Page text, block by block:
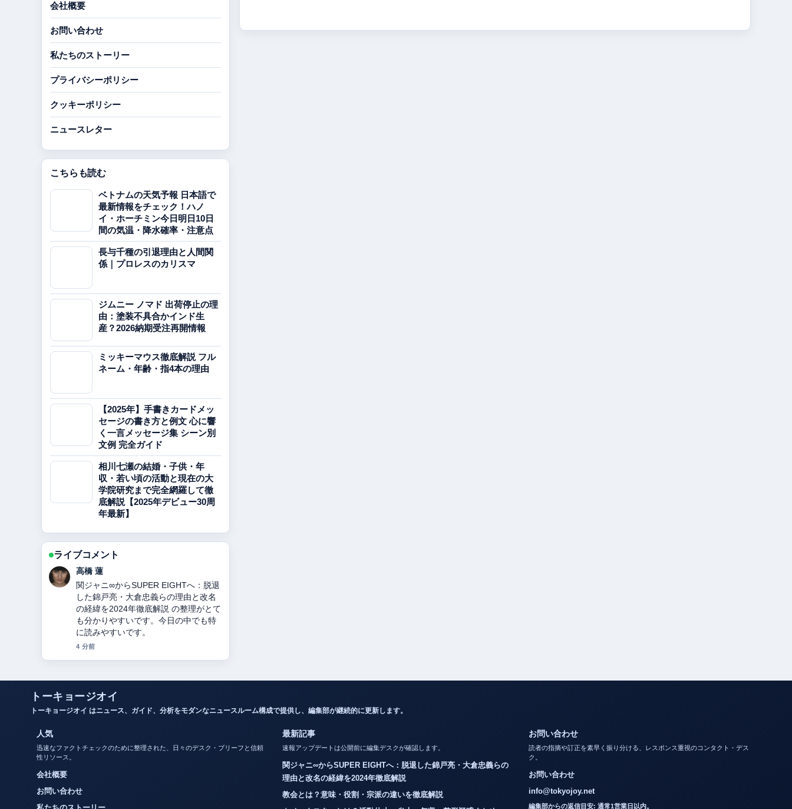
会社概要
お問い合わせ
私たちのストーリー
プライバシーポリシー
クッキーポリシー
ニュースレター
こちらも読む
ベトナムの天気予報 日本語で
最新情報をチェック！ハノ
イ・ホーチミン今日明日10日
間の気温・降水確率・注意点
長与千種の引退理由と人間関
係｜プロレスのカリスマ
ジムニー ノマド 出荷停止の理
由：塗装不具合かインド生
産？2026納期受注再開情報
ミッキーマウス徹底解説 フル
ネーム・年齢・指4本の理由
【2025年】手書きカードメッ
セージの書き方と例文 心に響
く一言メッセージ集 シーン別
文例 完全ガイド
相川七瀬の結婚・子供・年
収・若い頃の活動と現在の大
学院研究まで完全網羅して徹
底解説【2025年デビュー30周
年最新】
ライブコメント
佐藤 遥
教会とは？意味・役割・宗派の違いを
徹底解説 を追っていますが、この解説
は落ち着いていて信頼できます。
6 分前
トーキョージオイ はニュース、ガイド、分析をモダンなニュースルーム構成で提供し、編集部が継続的に更新します。
人気
迅速なファクトチェックのために整理された、日々のデスク・ブリーフと信頼
性リソース。
会社概要
お問い合わせ
私たちのストーリー
プライバシーポリシー
最新記事
速報アップデートは公開前に編集デスクが確認します。
関ジャニ∞からSUPER EIGHTへ：脱退した錦戸亮・大倉忠義らの
教会とは？意味・役割・宗派の違いを徹底解説
カノックスターとは？活動休止・炎上・年収・整形疑惑まとめ
読者の指摘や訂正を素早く振り分ける、レスポンス重視のコンタクト・デス
ク。
お問い合わせ
info@tokyojoy.net
編集部からの返信目安: 通常1営業日以内。